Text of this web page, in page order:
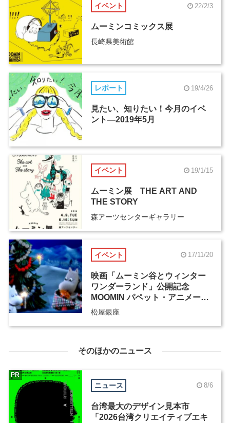
イベント 22/2/3
ムーミンコミックス展
長崎県美術館
レポート 19/4/26
見たい、知りたい！今月のイベ
ント―2019年5月
イベント 19/1/15
ムーミン展 THE ART AND
THE STORY
森アーツセンターギャラリー
イベント 17/11/20
映画「ムーミン谷とウィンター
ワンダーランド」公開記念
MOOMIN パペット・アニメーシ
ョン展
松屋銀座
そのほかのニュース
ニュース 8/6
台湾最大のデザイン見本市
「2026台湾クリエイティブエキ
PR